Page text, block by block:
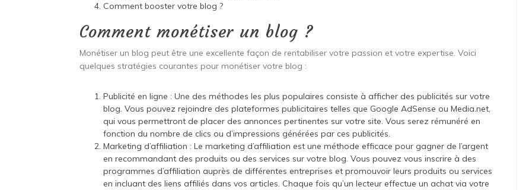
Comment booster votre blog ?
Comment monétiser un blog ?
Monétiser un blog peut être une excellente façon de rentabiliser votre passion et votre expertise. Voici
quelques stratégies courantes pour monétiser votre blog :
Publicité en ligne : Une des méthodes les plus populaires consiste à afficher des publicités sur votre
blog. Vous pouvez rejoindre des plateformes publicitaires telles que Google AdSense ou Media.net,
qui vous permettront de placer des annonces pertinentes sur votre site. Vous serez rémunéré en
fonction du nombre de clics ou d’impressions générées par ces publicités.
Marketing d’affiliation : Le marketing d’affiliation est une méthode efficace pour gagner de l’argent
en recommandant des produits ou des services sur votre blog. Vous pouvez vous inscrire à des
programmes d’affiliation auprès de différentes entreprises et promouvoir leurs produits ou services
en incluant des liens affiliés dans vos articles. Chaque fois qu’un lecteur effectue un achat via votre